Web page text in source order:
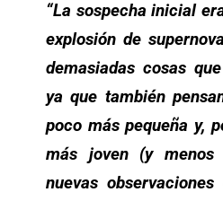
“La sospecha inicial
explosión de
demasiadas cosas
ya que también
poco más pequeña y,
más joven (y menos
nuevas